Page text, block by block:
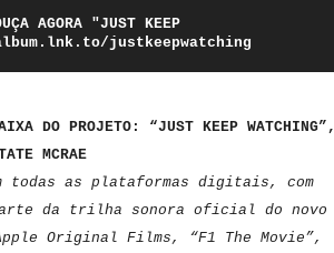
AGORA "JUST KEEP
justkeepwatching
DO PROJETO: “JUST KEEP WATCHING”,
MCRAE
todas as plataformas digitais, com
da trilha sonora oficial do novo
Original Films, “F1 The Movie”,